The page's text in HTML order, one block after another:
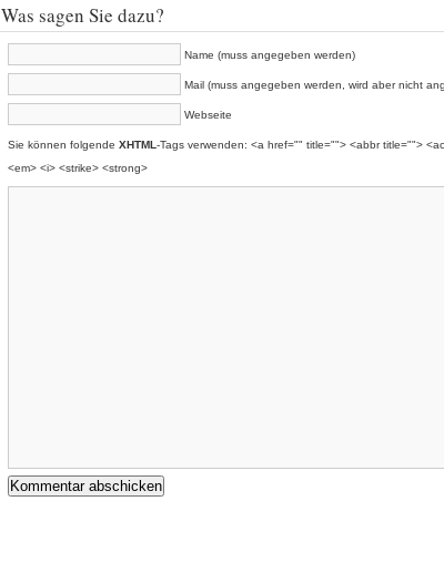
Was sagen Sie dazu?
Name (muss angegeben werden)
Mail (muss angegeben werden, wird aber nicht
Webseite
Sie können folgende XHTML -Tags verwenden: <a href="" title=""> <abbr title="">
<em> <i> <strike> <strong>